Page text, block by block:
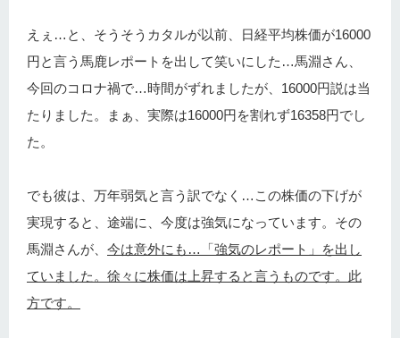
えぇ…と、そうそうカタルが以前、日経平均株価が16000
円と言う馬鹿レポートを出して笑いにした…馬淵さん、
今回のコロナ禍で…時間がずれましたが、16000円説は当
たりました。まぁ、実際は16000円を割れず16358円でし
た。
でも彼は、万年弱気と言う訳でなく…この株価の下げが
実現すると、途端に、今度は強気になっています。その
馬淵さんが、 今は意外にも…「強気のレポート」を出し
ていました。徐々に株価は上昇すると言うものです。此
方です。